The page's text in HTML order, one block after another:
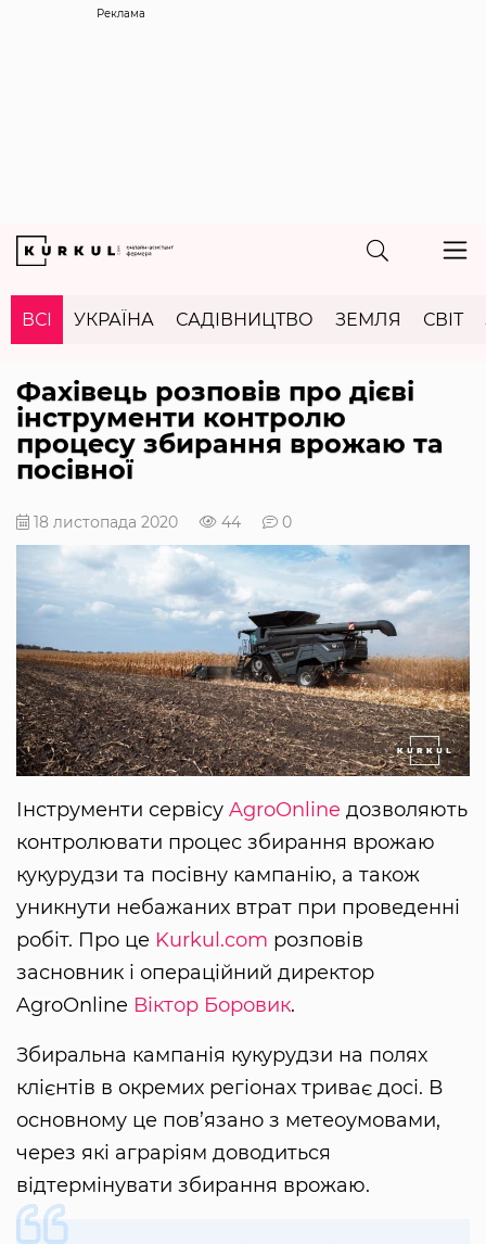
Реклама
ВСІ УКРАЇНА САДІВНИЦТВО ЗЕМЛЯ СВІТ
Фахівець розповів про дієві
інструменти контролю
процесу збирання врожаю та
посівної
18 листопада 2020 44 0
Інструменти сервісу AgroOnline дозволяють
контролювати процес збирання врожаю
кукурудзи та посівну кампанію, а також
уникнути небажаних втрат при проведенні
робіт. Про це Kurkul.com розповів
засновник і операційний директор
AgroOnline Віктор Боровик.
Збиральна кампанія кукурудзи на полях
клієнтів в окремих регіонах триває досі. В
основному це пов’язано з метеоумовами,
через які аграріям доводиться
відтермінувати збирання врожаю.